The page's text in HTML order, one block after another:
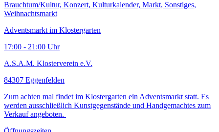
Brauchtum/Kultur, Konzert, Kulturkalender, Markt, Sonstiges,
Weihnachtsmarkt
Adventsmarkt im Klostergarten
17:00 - 21:00 Uhr
A.S.A.M. Klosterverein e.V.
84307 Eggenfelden
Zum achten mal findet im Klostergarten ein Adventsmarkt statt. Es
werden ausschließlich Kunstgegenstände und Handgemachtes zum
Verkauf angeboten.